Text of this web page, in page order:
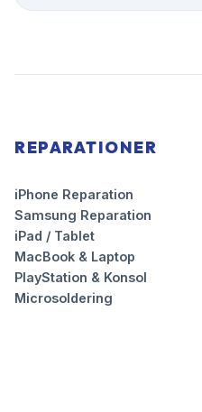
REPARATIONER
iPhone Reparation
Samsung Reparation
iPad / Tablet
MacBook & Laptop
PlayStation & Konsol
Microsoldering